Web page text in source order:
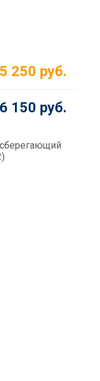
5 250 руб.
6 150 руб.